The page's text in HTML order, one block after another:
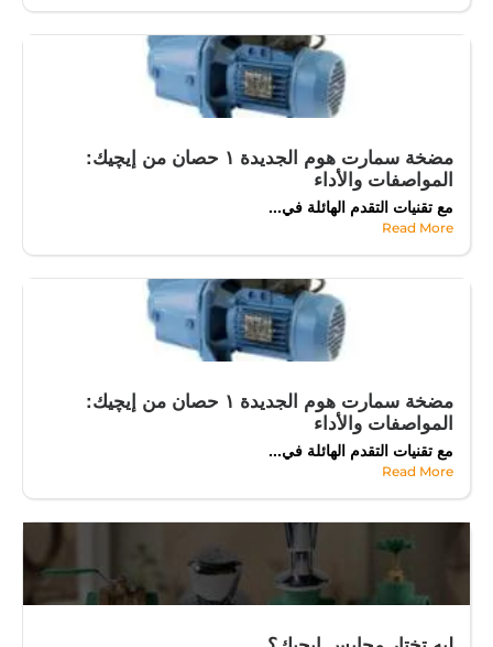
مضخة سمارت هوم الجديدة ١ حصان من إيچيك:
المواصفات والأداء
مع تقنيات التقدم الهائلة في...
Read More
مضخة سمارت هوم الجديدة ١ حصان من إيچيك:
المواصفات والأداء
مع تقنيات التقدم الهائلة في...
Read More